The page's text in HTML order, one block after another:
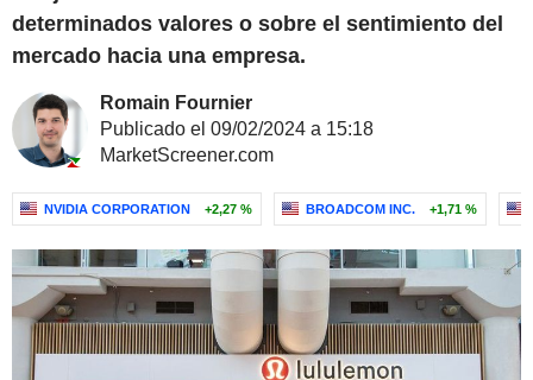
determinados valores o sobre el sentimiento del
mercado hacia una empresa.
Romain Fournier
Publicado el 09/02/2024 a 15:18
MarketScreener.com
NVIDIA CORPORATION +2,27 % BROADCOM INC. +1,71 %